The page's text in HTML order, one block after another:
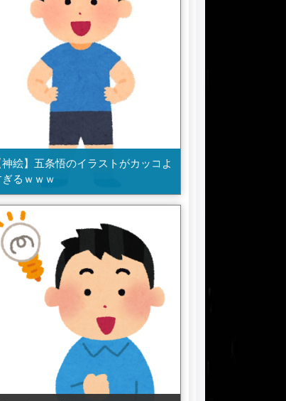
神絵】五条悟のイラストがカッコよ
るｗｗｗ